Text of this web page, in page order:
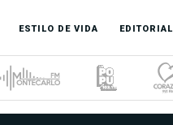
ESTILO DE VIDA EDITORIAL